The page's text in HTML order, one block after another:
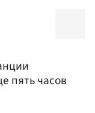
пять часов